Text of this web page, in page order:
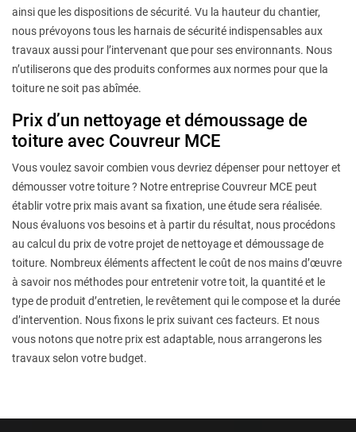
ainsi que les dispositions de sécurité. Vu la hauteur du chantier,
nous prévoyons tous les harnais de sécurité indispensables aux
travaux aussi pour l’intervenant que pour ses environnants. Nous
n’utiliserons que des produits conformes aux normes pour que la
toiture ne soit pas abîmée.
Prix d’un nettoyage et démoussage de
toiture avec Couvreur MCE
Vous voulez savoir combien vous devriez dépenser pour nettoyer et
démousser votre toiture ? Notre entreprise Couvreur MCE peut
établir votre prix mais avant sa fixation, une étude sera réalisée.
Nous évaluons vos besoins et à partir du résultat, nous procédons
au calcul du prix de votre projet de nettoyage et démoussage de
toiture. Nombreux éléments affectent le coût de nos mains d’œuvre
à savoir nos méthodes pour entretenir votre toit, la quantité et le
type de produit d’entretien, le revêtement qui le compose et la durée
d’intervention. Nous fixons le prix suivant ces facteurs. Et nous
vous notons que notre prix est adaptable, nous arrangerons les
travaux selon votre budget.